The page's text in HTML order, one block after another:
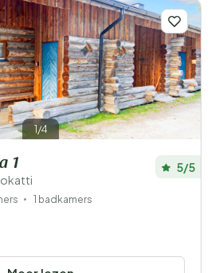
1/4
1 5/5
1 badkamers